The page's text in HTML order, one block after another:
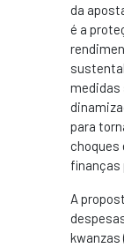
da
é a
medidas
para
choques
finanças
A
kwanzas